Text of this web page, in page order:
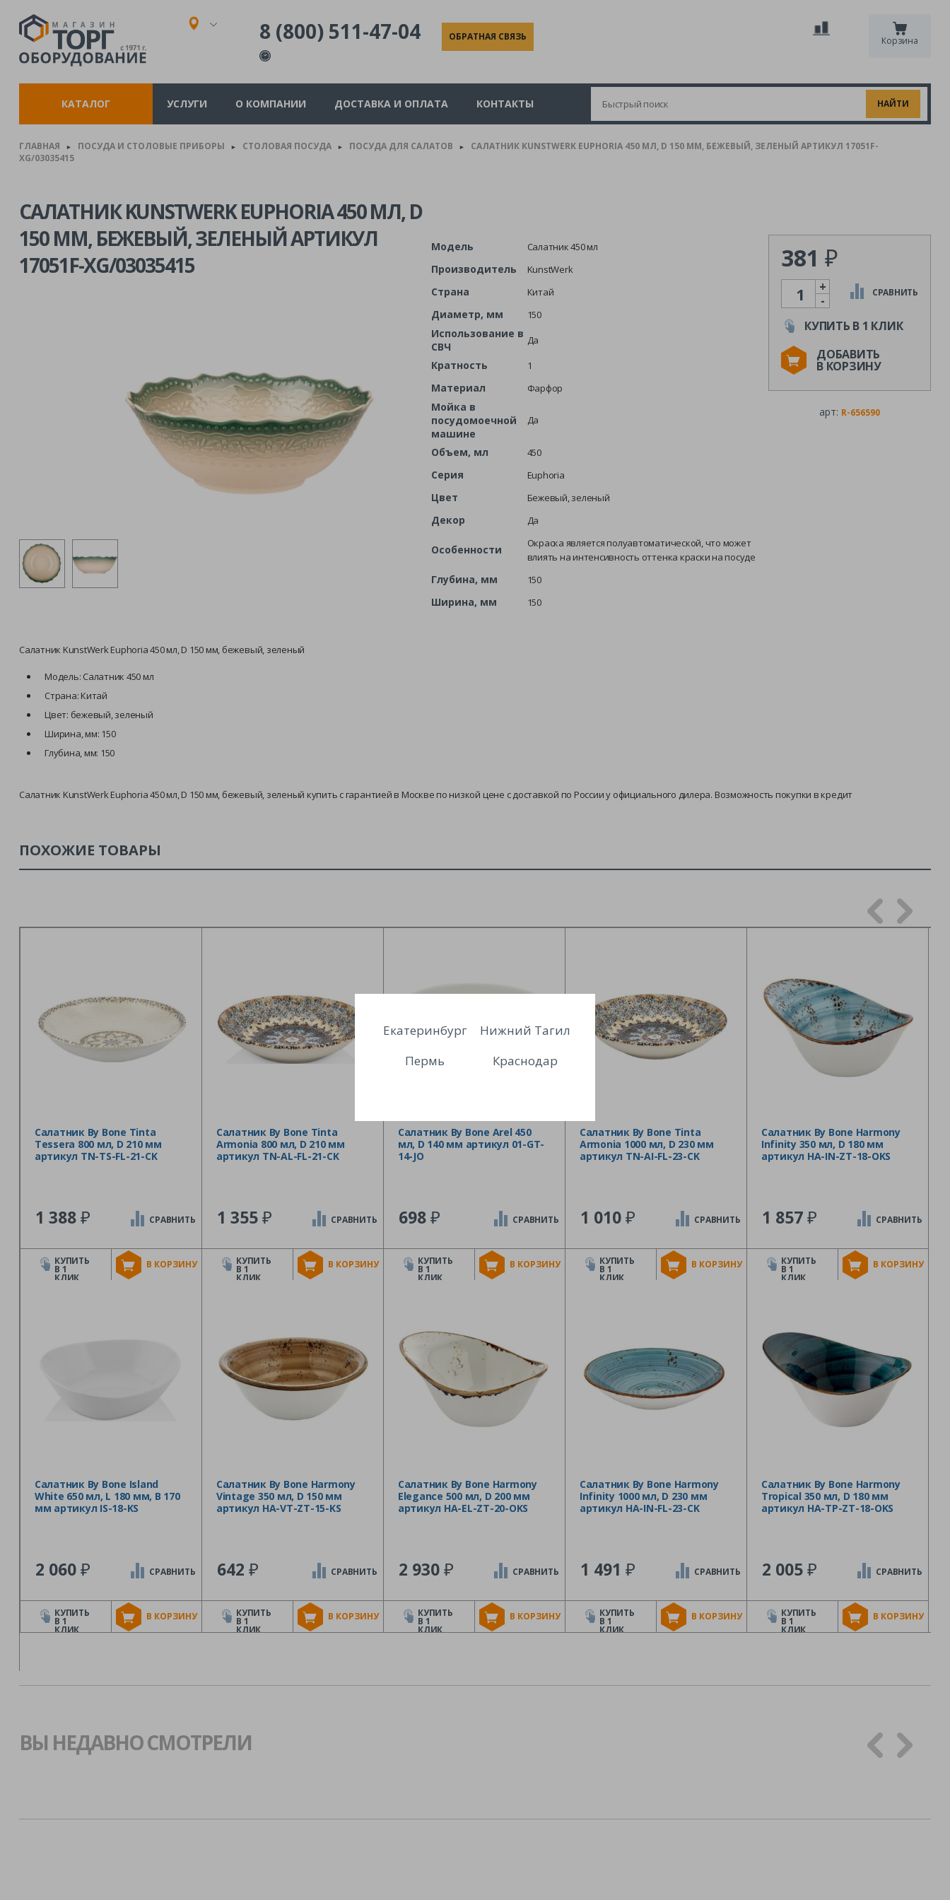
8 (800) 511-47-04 ОБРАТНАЯ СВЯЗЬ Корзина
КАТАЛОГ УСЛУГИ О КОМПАНИИ ДОСТАВКА И ОПЛАТА КОНТАКТЫ
ГЛАВНАЯ ► ПОСУДА И СТОЛОВЫЕ ПРИБОРЫ ► СТОЛОВАЯ ПОСУДА ► ПОСУДА ДЛЯ САЛАТОВ ►
САЛАТНИК KUNSTWERK EUPHORIA 450 МЛ, D 150 ММ, БЕЖЕВЫЙ, ЗЕЛЕНЫЙ АРТИКУЛ 17051F-
XG/03035415
САЛАТНИК KUNSTWERK EUPHORIA 450 МЛ, D
150 ММ, БЕЖЕВЫЙ, ЗЕЛЕНЫЙ АРТИКУЛ
17051F-XG/03035415
Модель Салатник 450 мл
Производитель KunstWerk
Страна Китай
Диаметр, мм 150
Использование в
СВЧ
Да
Кратность 1
Материал Фарфор
Мойка в
посудомоечной
машине
Да
Объем, мл 450
Серия Euphoria
Цвет Бежевый, зеленый
Декор Да
Особенности
Окраска является полуавтоматической, что может
влиять на интенсивность оттенка краски на посуде
Глубина, мм 150
Ширина, мм 150
381 ₽
Количество
-
+ СРАВНИТЬ
КУПИТЬ В 1 КЛИК
ДОБАВИТЬ
В КОРЗИНУ
арт: R-656590
Салатник KunstWerk Euphoria 450 мл, D 150 мм, бежевый, зеленый
Модель: Салатник 450 мл
Страна: Китай
Цвет: бежевый, зеленый
Ширина, мм: 150
Глубина, мм: 150
Салатник KunstWerk Euphoria 450 мл, D 150 мм, бежевый, зеленый купить с гарантией в Москве по низкой цене с доставкой по России у официального дилера. Возможность покупки в кредит
ПОХОЖИЕ ТОВАРЫ
Салатник By Bone Tinta
Tessera 800 мл, D 210 мм
артикул TN-TS-FL-21-CK
1 388₽
В КОРЗИНУ
СРАВНИТЬ
КУПИТЬ
В 1
КЛИК
Салатник By Bone Tinta
Armonia 800 мл, D 210 мм
артикул TN-AL-FL-21-CK
1 355₽
В КОРЗИНУ
СРАВНИТЬ
КУПИТЬ
В 1
КЛИК
Салатник By Bone Arel 450
мл, D 140 мм артикул 01-GT-
14-JO
698₽
В КОРЗИНУ
СРАВНИТЬ
КУПИТЬ
В 1
КЛИК
Салатник By Bone Tinta
Armonia 1000 мл, D 230 мм
артикул TN-AI-FL-23-CK
1 010₽
В КОРЗИНУ
СРАВНИТЬ
КУПИТЬ
В 1
КЛИК
Салатник By Bone Harmony
Infinity 350 мл, D 180 мм
артикул HA-IN-ZT-18-OKS
1 857₽
В КОРЗИНУ
СРАВНИТЬ
КУПИТЬ
В 1
КЛИК
Салатник By Bone Island
White 650 мл, L 180 мм, B 170
мм артикул IS-18-KS
2 060₽
В КОРЗИНУ
СРАВНИТЬ
КУПИТЬ
В 1
КЛИК
Салатник By Bone Harmony
Vintage 350 мл, D 150 мм
артикул HA-VT-ZT-15-KS
642 ₽
В КОРЗИНУ
СРАВНИТЬ
КУПИТЬ
В 1
КЛИК
Салатник By Bone Harmony
Elegance 500 мл, D 200 мм
артикул HA-EL-ZT-20-OKS
2 930₽
В КОРЗИНУ
СРАВНИТЬ
КУПИТЬ
В 1
КЛИК
Салатник By Bone Harmony
Infinity 1000 мл, D 230 мм
артикул HA-IN-FL-23-CK
1 491 ₽
В КОРЗИНУ
СРАВНИТЬ
КУПИТЬ
В 1
КЛИК
Салатник By Bone Harmony
Tropical 350 мл, D 180 мм
артикул HA-TP-ZT-18-OKS
2 005₽
В КОРЗИНУ
СРАВНИТЬ
КУПИТЬ
В 1
КЛИК
ВЫ НЕДАВНО СМОТРЕЛИ
Екатеринбург
Нижний Тагил
Пермь
Краснодар